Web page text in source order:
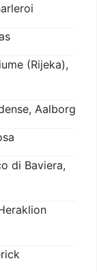
(Rijeka),
Aalborg
di Baviera,